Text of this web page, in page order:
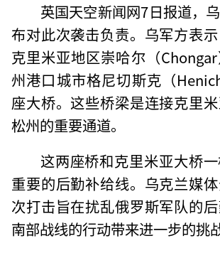
英国天空新闻网7日报道，
布对此次袭击负责。乌军方表
克里米亚地区崇哈尔（
州港口城市格尼切斯克（
座大桥。这些桥梁是连接克里
松州的重要通道。
这两座桥和克里米亚大桥
重要的后勤补给线。乌克兰媒
次打击旨在扰乱俄罗斯军队的
南部战线的行动带来进一步的挑战